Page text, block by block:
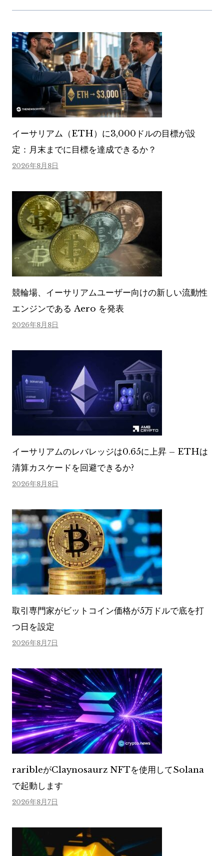
イーサリアム（ETH）に3,000ドルの目標が設
定：月末までに目標を達成できるか？
2026年8月8日
競輪場、イーサリアムユーザー向けの新しい流動性
エンジンである Aero を発表
2026年8月8日
イーサリアムのレバレッジは0.65に上昇 – ETHは
清算カスケードを回避できるか?
2026年8月8日
取引専門家がビットコイン価格が5万ドルで底を打
つ日を設定
2026年8月7日
raribleがClaynosaurz NFTを使用してSolana
で起動します
2026年8月7日